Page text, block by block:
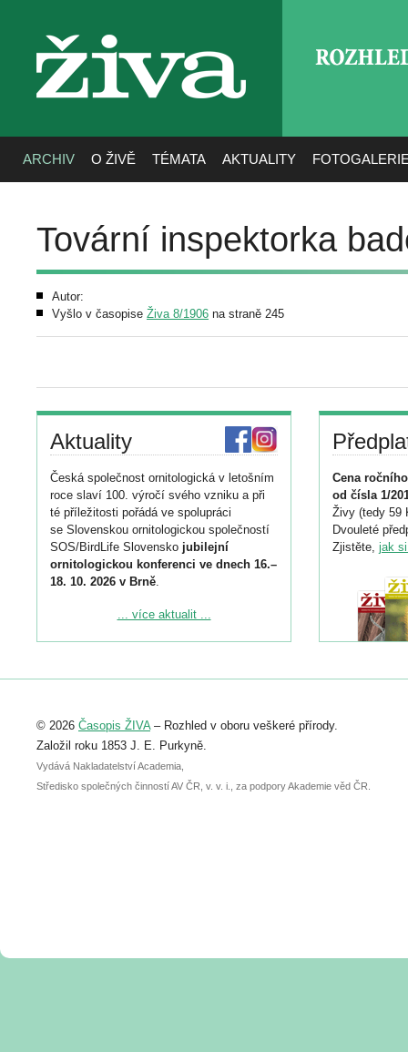
živa
ARCHIV O ŽIVĚ TÉMATA AKTUALITY
Tovární inspektorka
Autor:
Vyšlo v časopise Živa 8/1906 na straně 245
Aktuality
Česká společnost ornitologická v letošním
roce slaví 100. výročí svého vzniku a při
té příležitosti pořádá ve spolupráci
se Slovenskou ornitologickou společností
SOS/BirdLife Slovensko jubilejní
ornitologickou konferenci ve dnech 16.–
18. 10. 2026 v Brně.
Podrobnější informace ke konferenci
Registrovat se můžete do 6. září.
abstraktu přihlášené přednášky nebo
posteru je už 30. června.
... více aktualit ...
Cena
od čísla 1/
Živy (tedy 59
Dvouleté
Zjistěte, jak
© 2026 Časopis ŽIVA– Rozhled v oboru veškeré přírody.
Založil roku 1853 J. E. Purkyně.
Vydává Nakladatelství Academia,
Středisko společných činností AV ČR, v. v. i., za podpory Akademie věd ČR.